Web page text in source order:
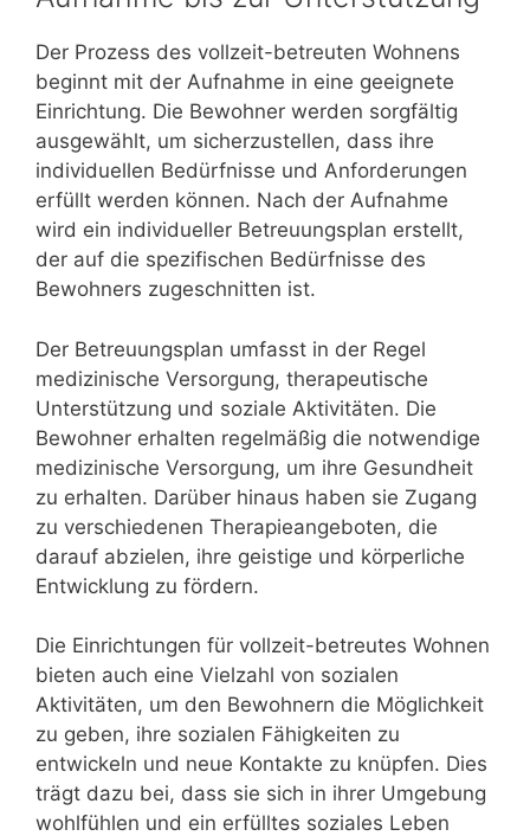
Der Prozess des vollzeit-betreuten Wohnens
beginnt mit der Aufnahme in eine geeignete
Einrichtung. Die Bewohner werden sorgfältig
ausgewählt, um sicherzustellen, dass ihre
individuellen Bedürfnisse und Anforderungen
erfüllt werden können. Nach der Aufnahme
wird ein individueller Betreuungsplan erstellt,
der auf die spezifischen Bedürfnisse des
Bewohners zugeschnitten ist.
Der Betreuungsplan umfasst in der Regel
medizinische Versorgung, therapeutische
Unterstützung und soziale Aktivitäten. Die
Bewohner erhalten regelmäßig die notwendige
medizinische Versorgung, um ihre Gesundheit
zu erhalten. Darüber hinaus haben sie Zugang
zu verschiedenen Therapieangeboten, die
darauf abzielen, ihre geistige und körperliche
Entwicklung zu fördern.
Die Einrichtungen für vollzeit-betreutes Wohnen
bieten auch eine Vielzahl von sozialen
Aktivitäten, um den Bewohnern die Möglichkeit
zu geben, ihre sozialen Fähigkeiten zu
entwickeln und neue Kontakte zu knüpfen. Dies
trägt dazu bei, dass sie sich in ihrer Umgebung
wohlfühlen und ein erfülltes soziales Leben